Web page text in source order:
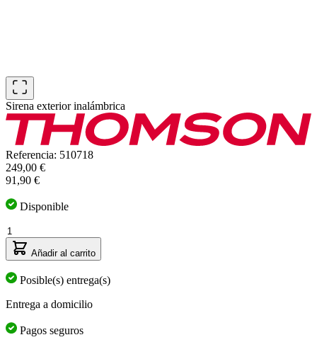
Sirena exterior inalámbrica
Referencia: 510718
249,00 €
91,90 €
Disponible
Cantidad
Añadir al carrito
Posible(s) entrega(s)
Entrega a domicilio
Pagos seguros